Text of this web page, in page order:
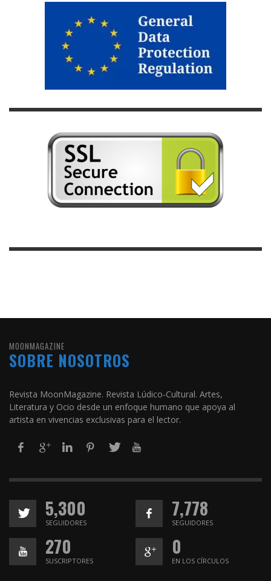
MOONMAGAZINE
SOBRE NOSOTROS
Revista MoonMagazine. Revista Lúdico-Cultural. Artes,
Literatura y Ocio desde un enfoque humano que apoya al
artista en vivencias exclusivas para el lector.
5,300
SEGUIDORES
7,778
SEGUIDORES
270
SUSCRIPTORES
0
EN LOS CÍRCULOS